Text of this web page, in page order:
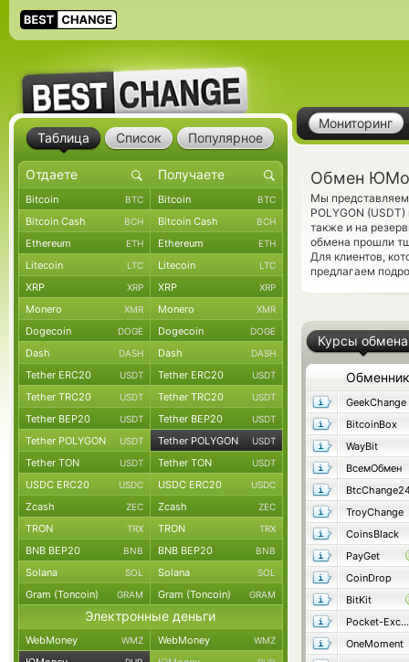
Мониторинг
Обмен
Мы
POLYGON
также и на
обмена прошли
Для клиентов,
предлагаем
Курсы обмена
Обменник
GeekChange
BitcoinBox
WayBit
ВсемОбмен
TroyChange
CoinsBlack
PayGet
CoinDrop
BitKit
Pocket-Exchange
OneMoment
Таблица Список Популярное
Bitcoin BTC Bitcoin BTC
Bitcoin Cash BCH Bitcoin Cash BCH
Ethereum ETH Ethereum ETH
Litecoin LTC Litecoin LTC
XRP XRP XRP XRP
Monero XMR Monero XMR
Dogecoin DOGE Dogecoin DOGE
Dash DASH Dash DASH
Tether ERC20 USDT Tether ERC20 USDT
Tether TRC20 USDT Tether TRC20 USDT
Tether BEP20 USDT Tether BEP20 USDT
Tether POLYGON USDT Tether POLYGON USDT
Tether TON USDT Tether TON USDT
USDC ERC20 USDC USDC ERC20 USDC
Zcash ZEC Zcash ZEC
TRON TRX TRON TRX
BNB BEP20 BNB BNB BEP20 BNB
Solana SOL Solana SOL
Gram (Toncoin) GRAM Gram (Toncoin) GRAM
Электронные деньги
WebMoney WMZ WebMoney WMZ